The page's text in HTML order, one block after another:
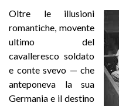
Oltre le illusioni
romantiche, movente
ultimo del
cavalleresco soldato
e conte svevo — che
anteponeva la sua
Germania e il destino